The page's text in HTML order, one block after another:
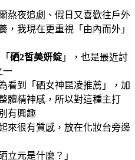
熬夜追劇、假日又喜歡往戶外
，我現在更重視「由內而外」
硒2皙美妍錠 」，也是最近討
一
看到「硒女神昆凌推薦」，加
體精神感，所以對這種主打
有興趣
來很有質感，放在化妝台旁邊
立元是什麼？」